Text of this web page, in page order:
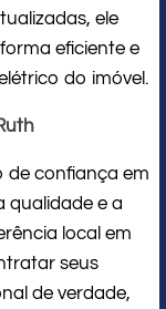
ele
eficiente e
do imóvel.
de confiança em
qualidade e a
local em
seus
de verdade,